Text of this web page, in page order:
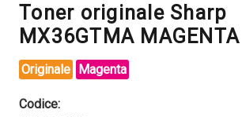
Toner originale Sharp
MX36GTMA MAGENTA
Originale Magenta
Codice: